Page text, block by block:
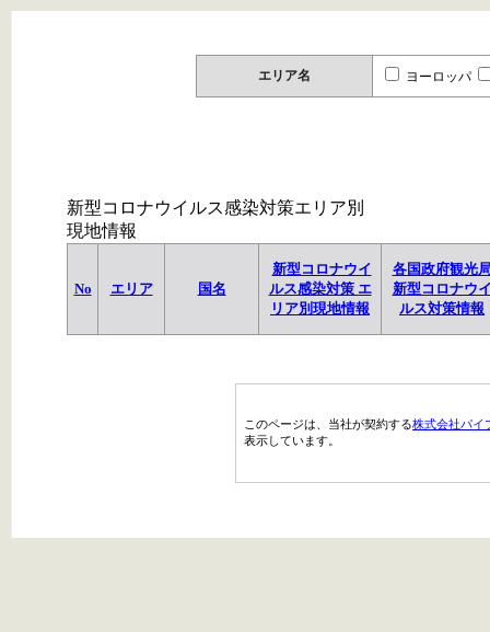
エリア名 ヨーロッパ
新型コロナウイルス感染対策エリア別
現地情報
No エリア 国名
新型コロナウイ
ルス感染対策 エ
リア別現地情報
各国政府観光
新型コロナウ
ルス対策情報
このページは、当社が契約する株式会社パイ
表示しています。